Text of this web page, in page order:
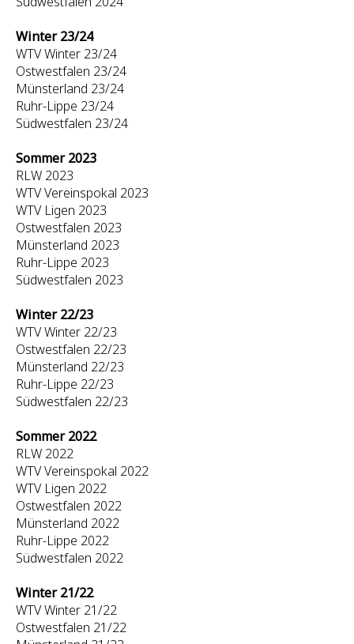
Winter 23/24
WTV Winter 23/24
Ostwestfalen 23/24
Münsterland 23/24
Ruhr-Lippe 23/24
Südwestfalen 23/24
Sommer 2023
RLW 2023
WTV Vereinspokal 2023
WTV Ligen 2023
Ostwestfalen 2023
Münsterland 2023
Ruhr-Lippe 2023
Südwestfalen 2023
Winter 22/23
WTV Winter 22/23
Ostwestfalen 22/23
Münsterland 22/23
Ruhr-Lippe 22/23
Südwestfalen 22/23
Sommer 2022
RLW 2022
WTV Vereinspokal 2022
WTV Ligen 2022
Ostwestfalen 2022
Münsterland 2022
Ruhr-Lippe 2022
Südwestfalen 2022
Winter 21/22
WTV Winter 21/22
Ostwestfalen 21/22